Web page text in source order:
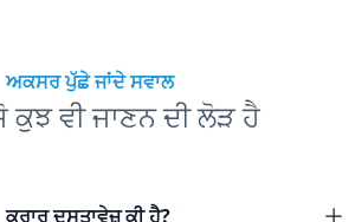
ਅਕਸਰ ਪੁੱਛੇ ਜਾਂਦੇ ਸਵਾਲ
ਕੁਝ ਵੀ ਜਾਣਨ ਦੀ ਲੋੜ ਹੈ
ਕਰਾਰ ਦਸਤਾਵੇਜ਼ ਕੀ ਹੈ?